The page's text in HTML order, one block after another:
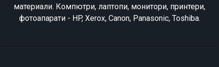
материали. Компютри, лаптопи, монитори, принтери,
фотоапарати - HP, Xerox, Canon, Panasonic, Toshiba.